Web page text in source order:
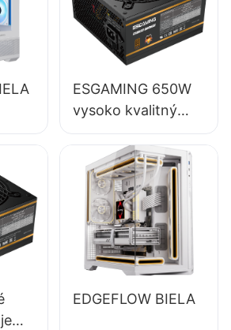
ESGAMING 650W
vysoko kvalitný
85% full-modulový
napájací zdroj pre
stolné počítače s
účinnosťou 80+
bronze ESB650W
EDGEFLOW BIELA